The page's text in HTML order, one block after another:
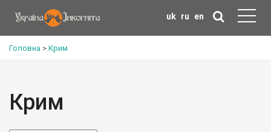
uk ru en
Головна > Крим
Крим